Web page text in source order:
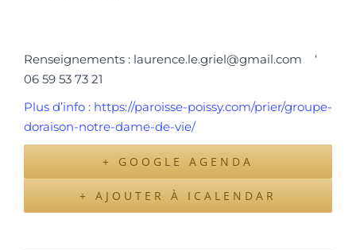
Renseignements : laurence.le.griel@gmail.com ‘
06 59 53 73 21
Plus d’info : https://paroisse-poissy.com/prier/groupe-
doraison-notre-dame-de-vie/
+ GOOGLE AGENDA
+ AJOUTER À ICALENDAR